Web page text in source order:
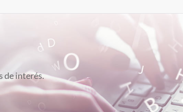
de interés.